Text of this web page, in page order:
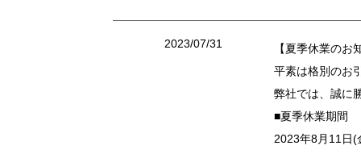
2023/07/31
【夏季休業のお
平素は格別のお
弊社では、誠に
■夏季休業期間
2023年8月11